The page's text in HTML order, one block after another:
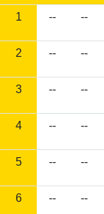
1
-- --
2 -- --
3 -- --
4 -- --
5 -- --
6 -- --